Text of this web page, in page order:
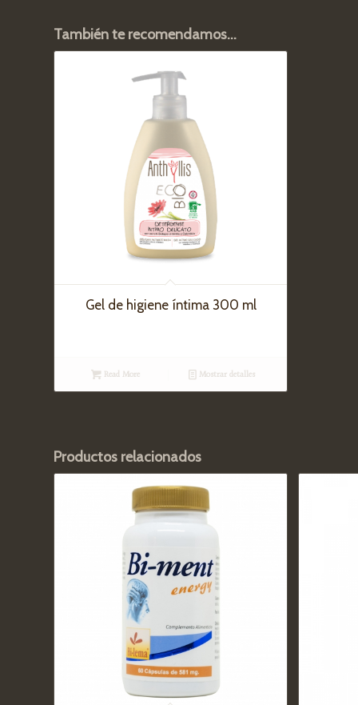
También te recomendamos…
Gel de higiene íntima 300 ml
Read More Mostrar detalles
Productos relacionados